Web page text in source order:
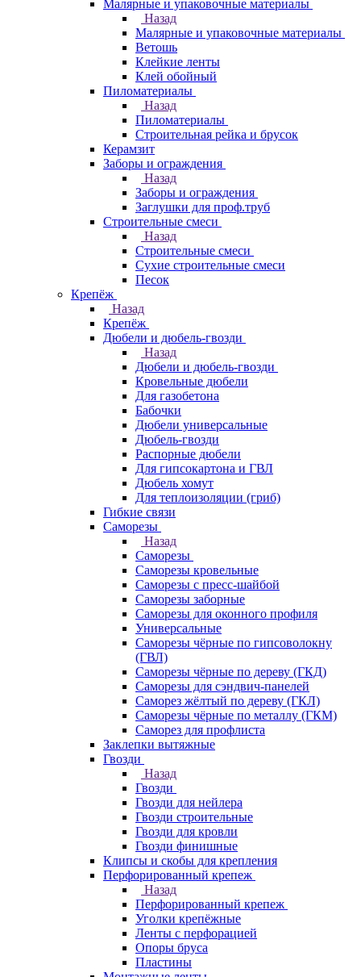
Малярные и упаковочные материалы
Назад
Малярные и упаковочные материалы
Ветошь
Клейкие ленты
Клей обойный
Пиломатериалы
Назад
Пиломатериалы
Строительная рейка и брусок
Керамзит
Заборы и ограждения
Назад
Заборы и ограждения
Заглушки для проф.труб
Строительные смеси
Назад
Строительные смеси
Сухие строительные смеси
Песок
Крепёж
Назад
Крепёж
Дюбели и дюбель-гвозди
Назад
Дюбели и дюбель-гвозди
Кровельные дюбели
Для газобетона
Бабочки
Дюбели универсальные
Дюбель-гвозди
Распорные дюбели
Для гипсокартона и ГВЛ
Дюбель хомут
Для теплоизоляции (гриб)
Гибкие связи
Саморезы
Назад
Саморезы
Саморезы кровельные
Саморезы с пресс-шайбой
Саморезы заборные
Саморезы для оконного профиля
Универсальные
Саморезы чёрные по гипсоволокну
(ГВЛ)
Саморезы чёрные по дереву (ГКД)
Саморезы для сэндвич-панелей
Саморез жёлтый по дереву (ГКЛ)
Саморезы чёрные по металлу (ГКМ)
Саморез для профлиста
Заклепки вытяжные
Гвозди
Назад
Гвозди
Гвозди для нейлера
Гвозди строительные
Гвозди для кровли
Гвозди финишные
Клипсы и скобы для крепления
Перфорированный крепеж
Назад
Перфорированный крепеж
Уголки крепёжные
Ленты с перфорацией
Опоры бруса
Пластины